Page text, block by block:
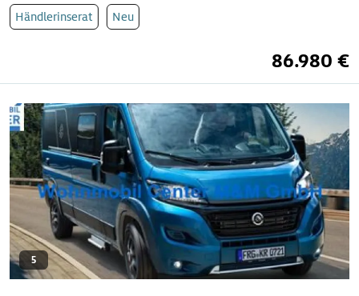
Händlerinserat Neu
86.980 €
5